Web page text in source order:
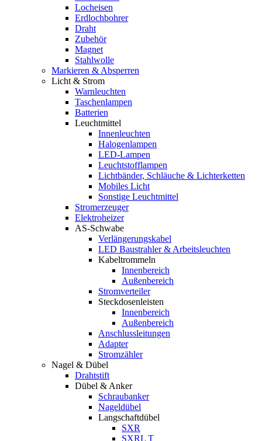
Locheisen
Erdlochbohrer
Draht
Zubehör
Magnet
Stahlwolle
Markieren & Absperren
Licht & Strom
Warnleuchten
Taschenlampen
Batterien
Leuchtmittel
Innenleuchten
Halogenlampen
LED-Lampen
Leuchtstofflampen
Lichtbänder, Schläuche & Lichterketten
Mobiles Licht
Sonstige Leuchtmittel
Stromerzeuger
Elektroheizer
AS-Schwabe
Verlängerungskabel
LED Baustrahler & Arbeitsleuchten
Kabeltrommeln
Innenbereich
Außenbereich
Stromverteiler
Steckdosenleisten
Innenbereich
Außenbereich
Anschlussleitungen
Adapter
Stromzähler
Nagel & Dübel
Drahtstift
Dübel & Anker
Schraubanker
Nageldübel
Langschaftdübel
SXR
SXRL T